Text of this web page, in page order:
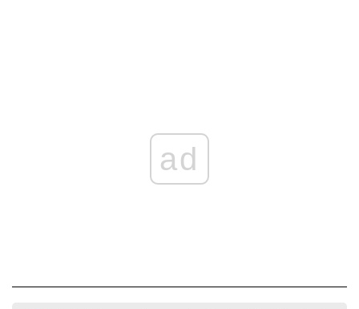
software livrat în cloud cu echipamente,
asistență și instruire. Colaborarea de lungă
durată a Ericsson cu Cradlepoint datează de la